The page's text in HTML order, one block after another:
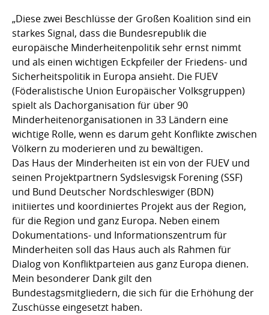
„Diese zwei Beschlüsse der Großen Koalition sind ein
starkes Signal, dass die Bundesrepublik die
europäische Minderheitenpolitik sehr ernst nimmt
und als einen wichtigen Eckpfeiler der Friedens- und
Sicherheitspolitik in Europa ansieht. Die FUEV
(Föderalistische Union Europäischer Volksgruppen)
spielt als Dachorganisation für über 90
Minderheitenorganisationen in 33 Ländern eine
wichtige Rolle, wenn es darum geht Konflikte zwischen
Völkern zu moderieren und zu bewältigen.
Das Haus der Minderheiten ist ein von der FUEV und
seinen Projektpartnern Sydslesvigsk Forening (SSF)
und Bund Deutscher Nordschleswiger (BDN)
initiiertes und koordiniertes Projekt aus der Region,
für die Region und ganz Europa. Neben einem
Dokumentations- und Informationszentrum für
Minderheiten soll das Haus auch als Rahmen für
Dialog von Konfliktparteien aus ganz Europa dienen.
Mein besonderer Dank gilt den
Bundestagsmitgliedern, die sich für die Erhöhung der
Zuschüsse eingesetzt haben.